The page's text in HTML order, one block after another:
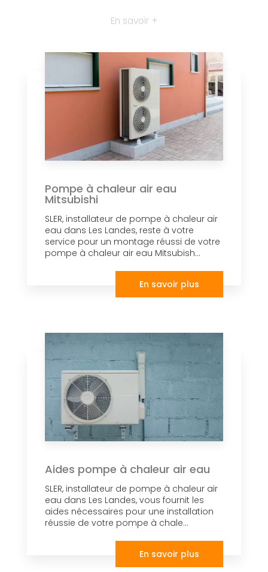
En savoir +
Pompe à chaleur air eau
Mitsubishi
SLER, installateur de pompe à chaleur air
eau dans Les Landes, reste à votre
service pour un montage réussi de votre
pompe à chaleur air eau Mitsubish...
En savoir plus
Aides pompe à chaleur air eau
SLER, installateur de pompe à chaleur air
eau dans Les Landes, vous fournit les
aides nécessaires pour une installation
réussie de votre pompe à chale...
En savoir plus